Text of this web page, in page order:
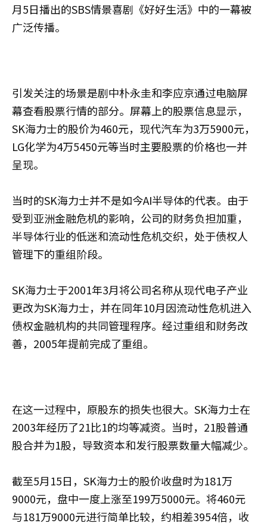
月5日播出的SBS情景喜剧《好好生活》中的一幕被
广泛传播。
引发关注的场景是剧中朴永圭和李应京通过电脑屏
幕查看股票行情的部分。屏幕上的股票信息显示，
SK海力士的股价为460元，现代汽车为3万5900元，
LG化学为4万5450元等当时主要股票的价格也一并
呈现。
当时的SK海力士并不是如今AI半导体的代表。由于
受到亚洲金融危机的影响，公司的财务负担加重，
半导体行业的低迷和流动性危机交织，处于债权人
管理下的重组阶段。
SK海力士于2001年3月将公司名称从现代电子产业
更改为SK海力士，并在同年10月因流动性危机进入
债权金融机构的共同管理程序。经过重组和财务改
善，2005年提前完成了重组。
在这一过程中，原股东的损失也很大。SK海力士在
2003年经历了21比1的均等减资。当时，21股普通
股合并为1股，导致资本和发行股票数量大幅减少。
截至5月15日，SK海力士的股价收盘时为181万
9000元，盘中一度上涨至199万5000元。将460元
与181万9000元进行简单比较，约相差3954倍，收